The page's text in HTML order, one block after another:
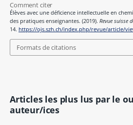
Comment citer
Élèves avec une déficience intellectuelle en
des pratiques enseignantes. (2019). Revue suisse
14. https://ojs.szh.ch/index.php/revue/article/
Formats de citations
Articles les plus lus par le
auteur/ices